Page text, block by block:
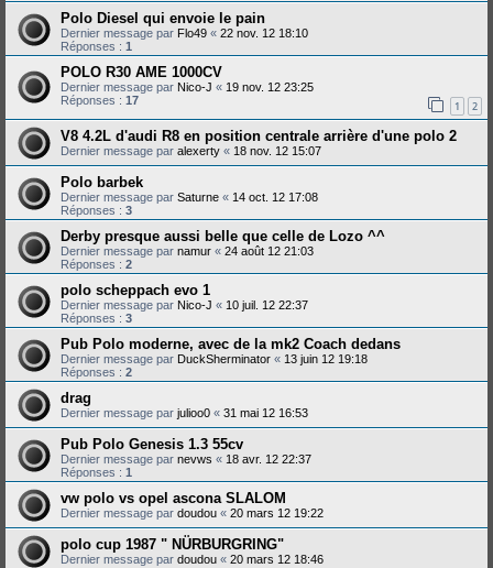
Polo Diesel qui envoie le pain
Dernier message par Flo49 « 22 nov. 12 18:10
Réponses : 1
POLO R30 AME 1000CV
Dernier message par Nico-J « 19 nov. 12 23:25
Réponses : 17 1 2
V8 4.2L d'audi R8 en position centrale arrière d'une polo 2
Dernier message par alexerty « 18 nov. 12 15:07
Polo barbek
Dernier message par Saturne « 14 oct. 12 17:08
Réponses : 3
Derby presque aussi belle que celle de Lozo ^^
Dernier message par namur « 24 août 12 21:03
Réponses : 2
polo scheppach evo 1
Dernier message par Nico-J « 10 juil. 12 22:37
Réponses : 3
Pub Polo moderne, avec de la mk2 Coach dedans
Dernier message par DuckSherminator « 13 juin 12 19:18
Réponses : 2
drag
Dernier message par julioo0 « 31 mai 12 16:53
Pub Polo Genesis 1.3 55cv
Dernier message par nevws « 18 avr. 12 22:37
Réponses : 1
vw polo vs opel ascona SLALOM
Dernier message par doudou « 20 mars 12 19:22
polo cup 1987 " NÜRBURGRING"
Dernier message par doudou « 20 mars 12 18:46